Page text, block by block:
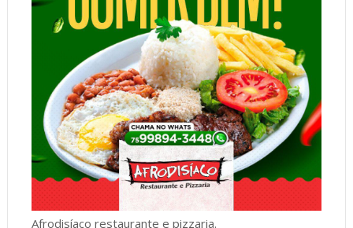
Afrodisíaco restaurante e pizzaria.